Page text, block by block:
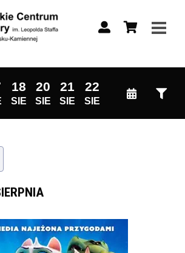
18
SIE
20
SIE
21
SIE
22
SIE